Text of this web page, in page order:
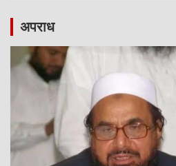
अपराध